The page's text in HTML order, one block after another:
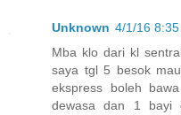
Unknown 4/1/16 8:35
Mba klo dari kl
saya tgl 5 besok
ekspress boleh
dewasa dan 1 bayi